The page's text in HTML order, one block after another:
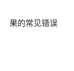
果的常见错误